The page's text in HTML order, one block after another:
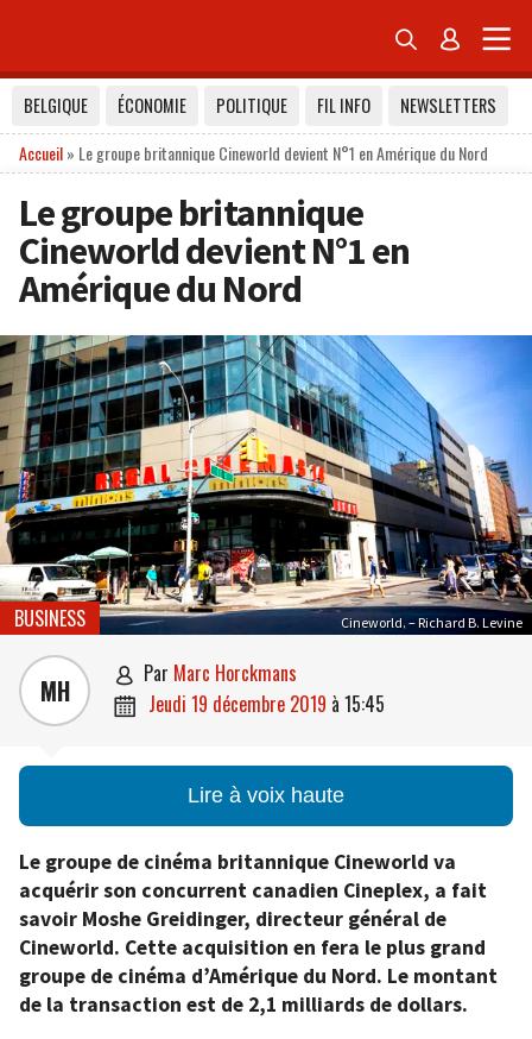
 
BELGIQUE ÉCONOMIE POLITIQUE FIL INFO
NEWSLETTERS
Accueil» Le groupe britannique Cineworld devient N°1 en Amérique du Nord
Le groupe britannique
Cineworld devient N°1 en
Amérique du Nord
Cineworld. – Richard B. Levine
BUSINESS
MH  par Marc Horckmans
 jeudi 19 décembre 2019 à 15:45
Lire à voix haute
Le groupe de cinéma britannique Cineworld va
acquérir son concurrent canadien Cineplex, a fait
savoir Moshe Greidinger, directeur général de
Cineworld. Cette acquisition en fera le plus grand
groupe de cinéma d’Amérique du Nord. Le montant
de la transaction est de 2,1 milliards de dollars.